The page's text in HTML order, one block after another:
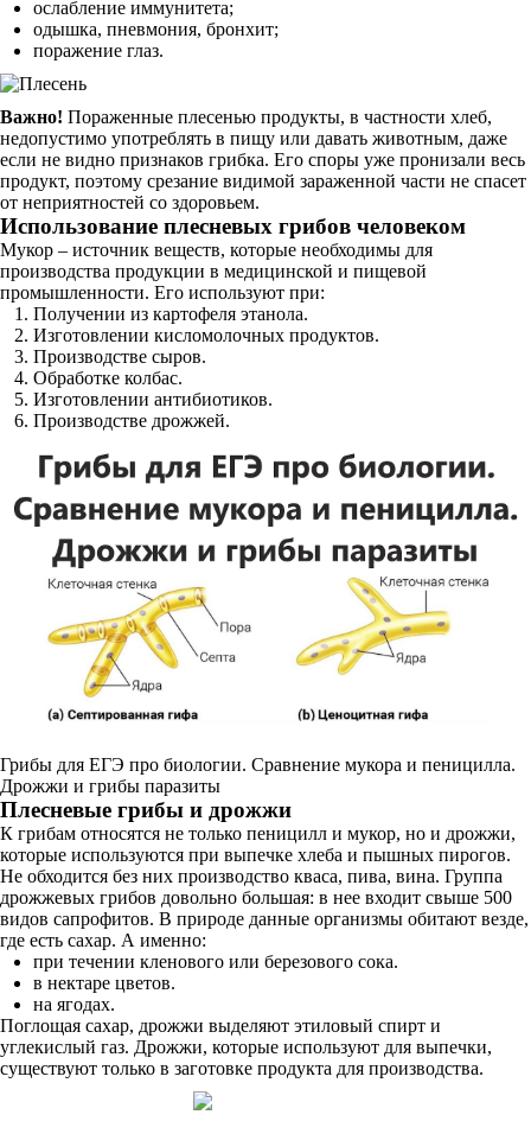
ослабление иммунитета;
одышка, пневмония, бронхит;
поражение глаз.
Важно! Пораженные плесенью продукты, в частности хлеб,
недопустимо употреблять в пищу или давать животным, даже
если не видно признаков грибка. Его споры уже пронизали весь
продукт, поэтому срезание видимой зараженной части не спасет
от неприятностей со здоровьем.
Использование плесневых грибов человеком
Мукор – источник веществ, которые необходимы для
производства продукции в медицинской и пищевой
промышленности. Его используют при:
Получении из картофеля этанола.
Изготовлении кисломолочных продуктов.
Производстве сыров.
Обработке колбас.
Изготовлении антибиотиков.
Производстве дрожжей.
Грибы для ЕГЭ про биологии. Сравнение мукора и пеницилла.
Дрожжи и грибы паразиты
Плесневые грибы и дрожжи
К грибам относятся не только пеницилл и мукор, но и дрожжи,
которые используются при выпечке хлеба и пышных пирогов.
Не обходится без них производство кваса, пива, вина. Группа
дрожжевых грибов довольно большая: в нее входит свыше 500
видов сапрофитов. В природе данные организмы обитают везде,
где есть сахар. А именно:
при течении кленового или березового сока.
в нектаре цветов.
на ягодах.
Поглощая сахар, дрожжи выделяют этиловый спирт и
углекислый газ. Дрожжи, которые используют для выпечки,
существуют только в заготовке продукта для производства.